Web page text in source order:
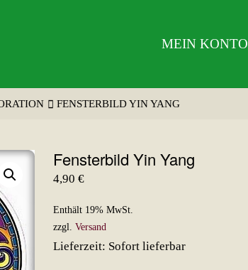
MEIN KONTO
FENSTERBILD YIN YANG
Fensterbild Yin Yang
4,90 €
Enthält 19% MwSt.
zzgl. Versand
Lieferzeit: Sofort lieferbar